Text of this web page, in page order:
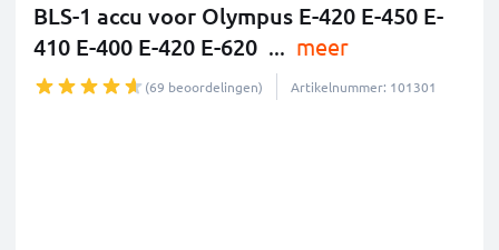
BLS-1 accu voor Olympus E-420 E-450 E-
410 E-400 E-420 E-620 ... meer
(69 beoordelingen) Artikelnummer: 101301